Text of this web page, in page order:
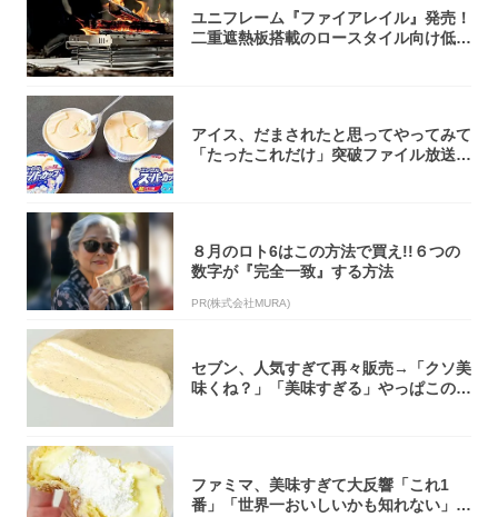
ユニフレーム『ファイアレイル』発売！
二重遮熱板搭載のロースタイル向け低型
アイス、だまされたと思ってやってみて
「たったこれだけ」突破ファイル放送で
８月のロト6はこの方法で買え!!６つの
数字が『完全一致』する方法
PR(株式会社MURA)
セブン、人気すぎて再々販売→「クソ美
味くね？」「美味すぎる」やっぱこのク
ファミマ、美味すぎて大反響「これ1
番」「世界一おいしいかも知れない」